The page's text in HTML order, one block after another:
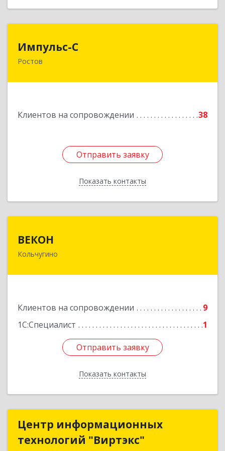
Импульс-С
Ростов
Клиентов на сопровождении 38
Отправить заявку
Показать контакты
Отправить заявку
Назад
ВЕКОН
Кольчугино
Клиентов на сопровождении
9
1С:Специалист
1
Отправить заявку
Показать контакты
601785, Владимирская обл, Кольчугинский р-н,
Отправить заявку
Назад
Центр информационных
технологий "Виртэкс"
Центр информационных
технологий "Виртэкс"